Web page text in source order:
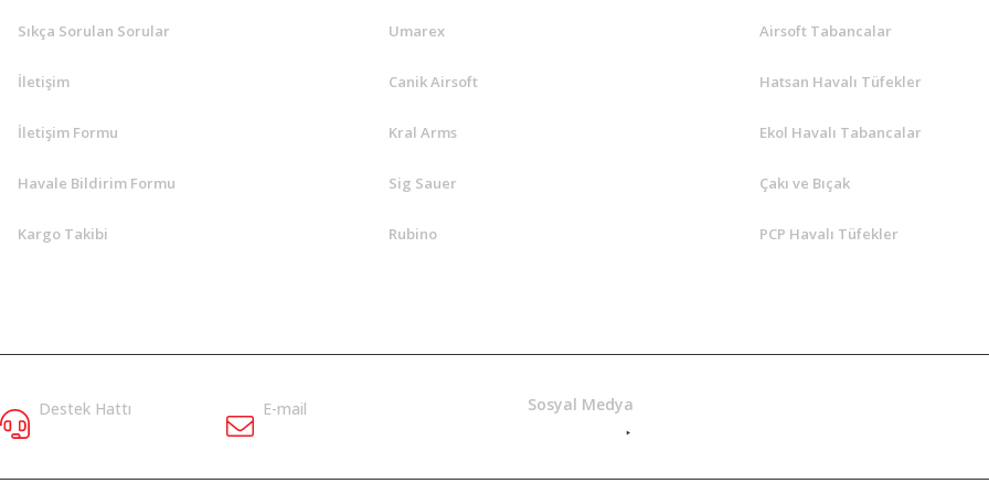
Sıkça Sorulan Sorular
İletişim
İletişim Formu
Havale Bildirim Formu
Kargo Takibi
Umarex
Canik Airsoft
Kral Arms
Sig Sauer
Rubino
Airsoft Tabancalar
Hatsan Havalı Tüfekler
Ekol Havalı Tabancalar
Çakı ve Bıçak
PCP Havalı Tüfekler
Destek Hattı E-mail Sosyal Medya